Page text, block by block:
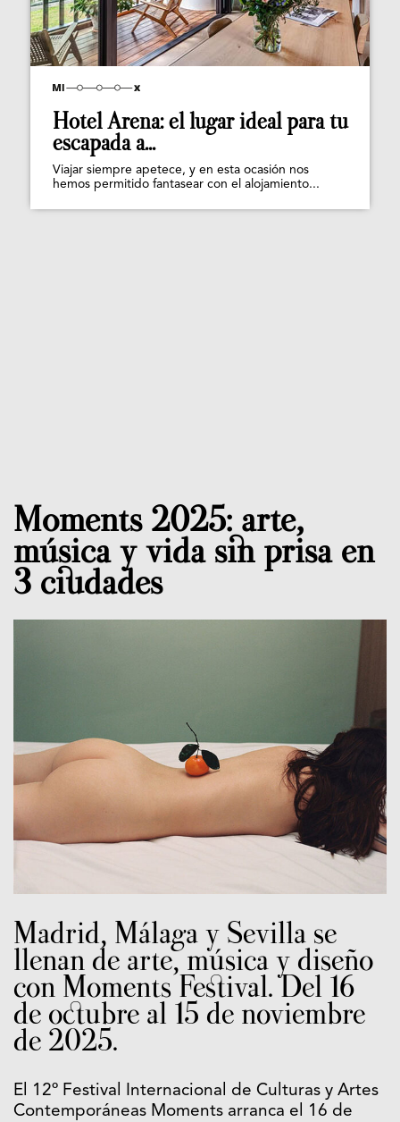
Hotel Arena: el lugar ideal para tu
escapada a...
Viajar siempre apetece, y en esta ocasión nos
hemos permitido fantasear con el alojamiento...
Moments 2025: arte,
música y vida sin prisa en
3 ciudades
Madrid, Málaga y Sevilla se
llenan de arte, música y diseño
con Moments Festival. Del 16
de octubre al 15 de noviembre
de 2025.
El 12º Festival Internacional de Culturas y Artes
Contemporáneas Moments arranca el 16 de